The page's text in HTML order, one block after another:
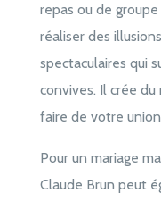
repas ou de
réaliser des
spectaculaires qui
convives. Il crée
faire de votre
Pour un mariage
Claude Brun peut